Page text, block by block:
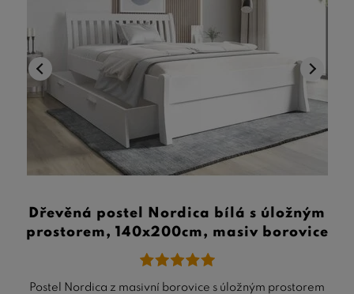
Dřevěná postel Nordica bílá s úložným
prostorem, 140x200cm, masiv borovice
Postel Nordica z masivní borovice s úložným prostorem